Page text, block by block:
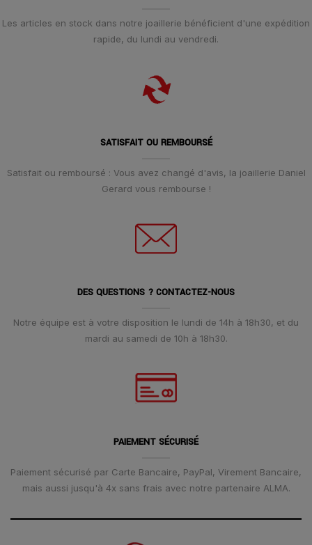
Les articles en stock dans notre joaillerie bénéficient d'une expédition
rapide, du lundi au vendredi.
SATISFAIT OU REMBOURSÉ
Satisfait ou remboursé : Vous avez changé d'avis, la joaillerie Daniel
Gerard vous rembourse !
DES QUESTIONS ? CONTACTEZ-NOUS
Notre équipe est à votre disposition le lundi de 14h à 18h30, et du
mardi au samedi de 10h à 18h30.
PAIEMENT SÉCURISÉ
Paiement sécurisé par Carte Bancaire, PayPal, Virement Bancaire,
mais aussi jusqu'à 4x sans frais avec notre partenaire ALMA.